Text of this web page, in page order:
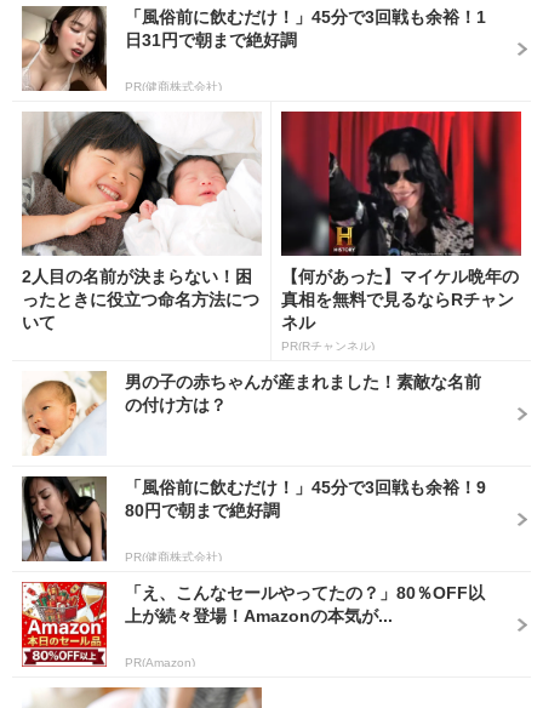
「風俗前に飲むだけ！」45分で3回戦も余裕！1
日31円で朝まで絶好調
PR(健商株式会社)
2人目の名前が決まらない！困
ったときに役立つ命名方法につ
いて
【何があった】マイケル晩年の
真相を無料で見るならRチャン
ネル
PR(Rチャンネル)
男の子の赤ちゃんが産まれました！素敵な名前
の付け方は？
「風俗前に飲むだけ！」45分で3回戦も余裕！9
80円で朝まで絶好調
PR(健商株式会社)
「え、こんなセールやってたの？」80％OFF以
上が続々登場！Amazonの本気が...
PR(Amazon)